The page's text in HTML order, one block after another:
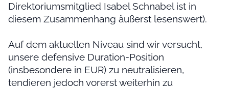
Direktoriumsmitglied Isabel Schnabel ist in
diesem Zusammenhang äußerst lesenswert).
Auf dem aktuellen Niveau sind wir versucht,
unsere defensive Duration-Position
(insbesondere in EUR) zu neutralisieren,
tendieren jedoch vorerst weiterhin zu